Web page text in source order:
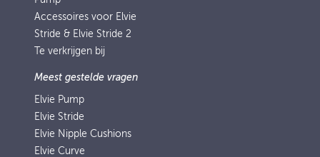
Accessoires voor Elvie
Stride & Elvie Stride 2
Te verkrijgen bij
Meest gestelde vragen
Elvie Pump
Elvie Stride
Elvie Nipple Cushions
Elvie Curve